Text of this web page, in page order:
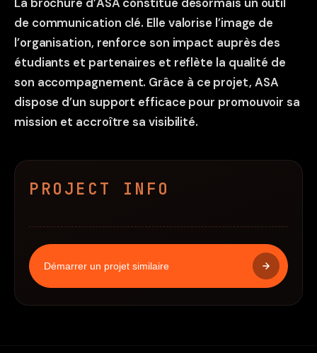
de communication clé. Elle valorise l’image de
l’organisation, renforce son impact auprès des
étudiants et partenaires et reflète la qualité de
son accompagnement. Grâce à ce projet, ASA
dispose d’un support efficace pour promouvoir sa
mission et accroître sa visibilité.
PROJECT INFO
Démarrer un projet similaire